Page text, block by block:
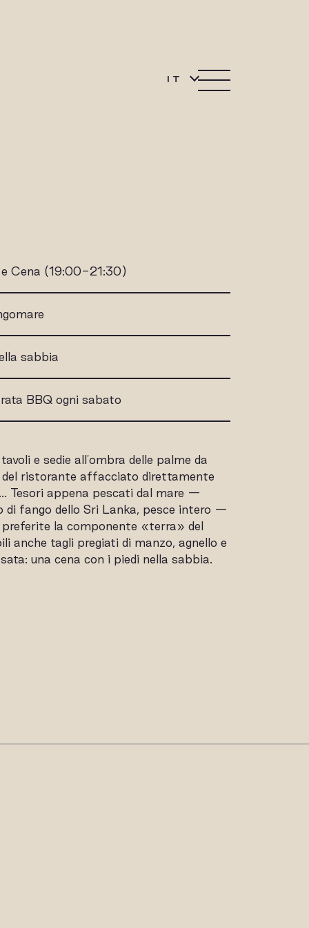
IT
Cena (19:00-21:30)
sabbia
BBQ ogni sabato
e sedie all'ombra delle palme da
ristorante affacciato direttamente
Tesori appena pescati dal mare —
di fango dello Sri Lanka, pesce intero —
la componente «terra» del
anche tagli pregiati di manzo, agnello e
una cena con i piedi nella sabbia.